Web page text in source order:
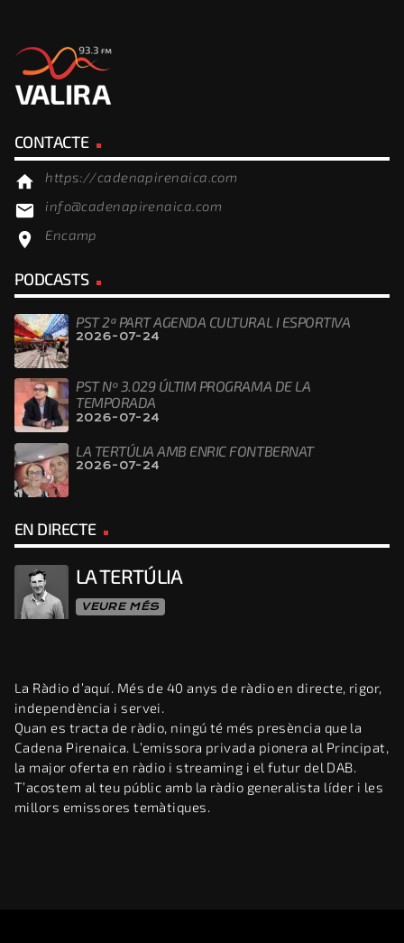
CONTACTE
home https://cadenapirenaica.com
email info@cadenapirenaica.com
location_on Encamp
PODCASTS
PST 2ª PART AGENDA CULTURAL I ESPORTIVA
2026-07-24
PST Nº 3.029 ÚLTIM PROGRAMA DE LA
TEMPORADA
2026-07-24
LA TERTÚLIA AMB ENRIC FONTBERNAT
2026-07-24
EN DIRECTE
LA TERTÚLIA
VEURE MÉS
La Ràdio d’aquí. Més de 40 anys de ràdio en directe, rigor,
independència i servei.
Quan es tracta de ràdio, ningú té més presència que la
Cadena Pirenaica. L’emissora privada pionera al Principat,
la major oferta en ràdio i streaming i el futur del DAB.
T’acostem al teu públic amb la ràdio generalista líder i les
millors emissores temàtiques.